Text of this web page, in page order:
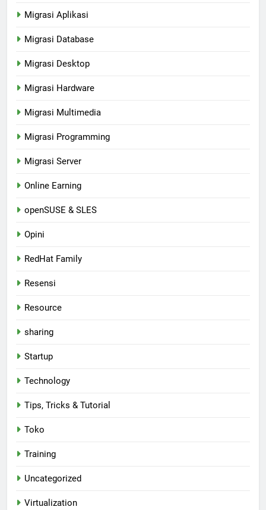
Migrasi Aplikasi
Migrasi Database
Migrasi Desktop
Migrasi Hardware
Migrasi Multimedia
Migrasi Programming
Migrasi Server
Online Earning
openSUSE & SLES
Opini
RedHat Family
Resensi
Resource
sharing
Startup
Technology
Tips, Tricks & Tutorial
Toko
Training
Uncategorized
Virtualization